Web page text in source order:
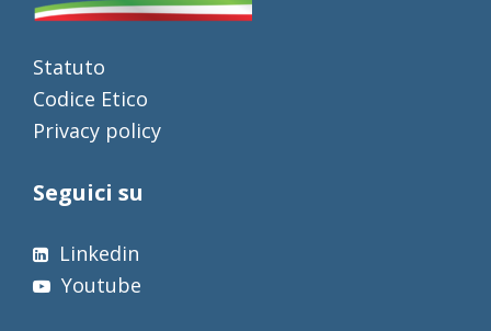
Statuto
Codice Etico
Privacy policy
Seguici su
Linkedin
Youtube